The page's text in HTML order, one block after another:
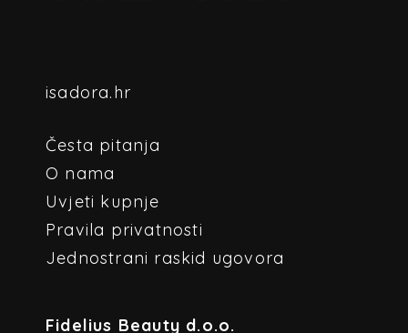
isadora.hr
Česta pitanja
O nama
Uvjeti kupnje
Pravila privatnosti
Jednostrani raskid ugovora
Fidelius Beauty d.o.o.